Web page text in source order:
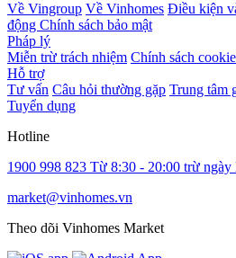
Về Vingroup Về Vinhomes Điều kiện
động Chính sách bảo mật
Pháp lý
Miễn trừ trách nhiệm Chính sách
Hỗ trợ
Tư vấn Câu hỏi thường gặp Trung tâm
Tuyển dụng
Hotline
1900 998 823 Từ 8:30 - 20:00 trừ ngày
market@vinhomes.vn
Theo dõi Vinhomes Market